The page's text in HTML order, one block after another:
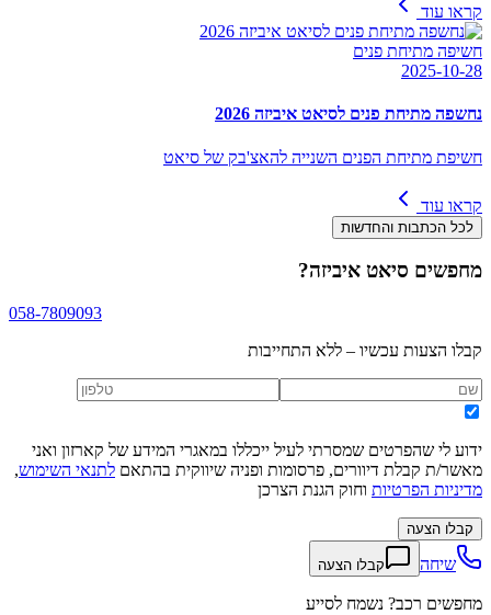
קראו עוד
חשיפה מתיחת פנים
2025-10-28
נחשפה מתיחת פנים לסיאט איביזה 2026
חשיפת מתיחת הפנים השנייה להאצ'בק של סיאט
קראו עוד
לכל הכתבות והחדשות
מחפשים סיאט איביזה?
058-7809093
קבלו הצעות עכשיו – ללא התחייבות
ידוע לי שהפרטים שמסרתי לעיל ייכללו במאגרי המידע של קארזון ואני
מאשר/ת קבלת דיוורים, פרסומות ופניה שיווקית בהתאם לתנאי השימוש,
מדיניות הפרטיות וחוק הגנת הצרכן
קבלו הצעה
שיחה קבלו הצעה
מחפשים רכב? נשמח לסייע